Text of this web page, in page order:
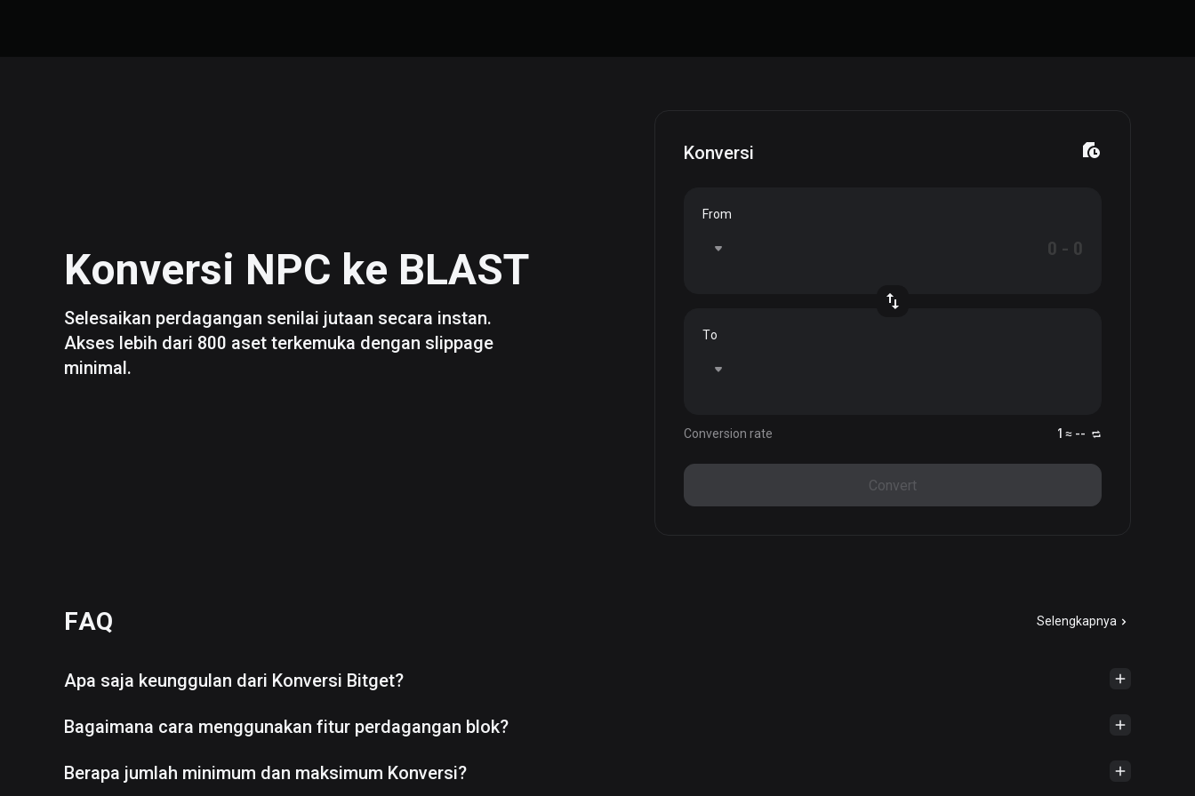
Konversi NPC ke BLAST
Selesaikan perdagangan senilai jutaan secara instan.
Akses lebih dari 800 aset terkemuka dengan slippage
minimal.
Konversi
From
To
Conversion rate 1 ≈ --
Convert
FAQ Selengkapnya
Apa saja keunggulan dari Konversi Bitget?
Bagaimana cara menggunakan fitur perdagangan blok?
Berapa jumlah minimum dan maksimum Konversi?